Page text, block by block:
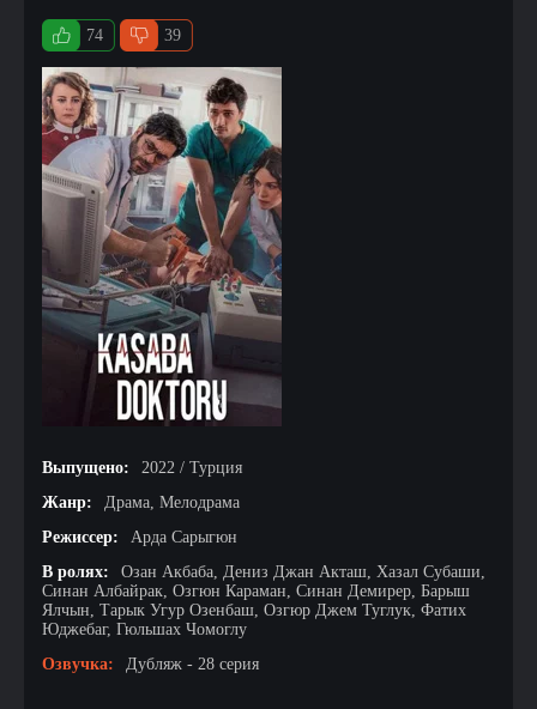
74 39
Выпущено:
2022 / Турция
Жанр:
Драма, Мелодрама
Режиссер:
Арда Сарыгюн
В ролях:
Озан Акбаба, Дениз Джан Акташ, Хазал Субаши,
Синан Албайрак, Озгюн Караман, Синан Демирер, Барыш
Ялчын, Тарык Угур Озенбаш, Озгюр Джем Туглук, Фатих
Юджебаг, Гюльшах Чомоглу
Озвучка:
Дубляж - 28 серия